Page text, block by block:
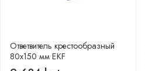
Ответвитель крестообразный
80х150 мм EKF